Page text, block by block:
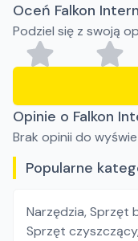
Oceń Falkon
Podziel się z swoją
Opinie o Falkon
Brak opinii do
Popularne
Narzędzia,Sprzęt
Sprzęt czyszczący